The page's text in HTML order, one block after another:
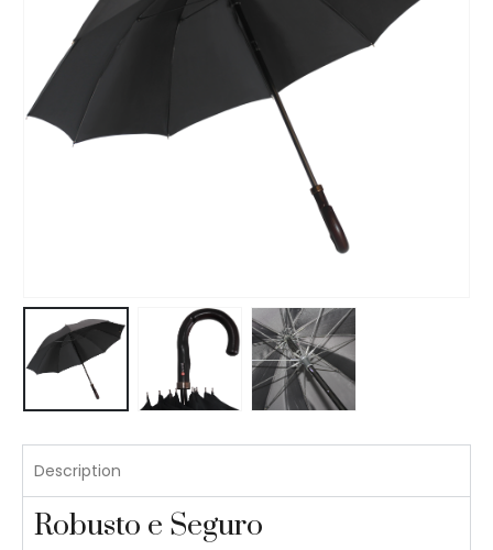
Description
Robusto e Seguro